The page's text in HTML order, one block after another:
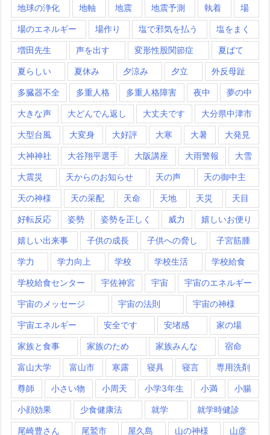
地球の浄化 地軸 地震 地震予測 執着 場
場のエネルギー 場作り 塩で邪気を払う 塩をまく
増田先生 声を出す 変形性股関節症 夏ばて
夏らしい 夏休み 夕涼み 夕立 外反母趾
多臓器不全 多重人格 多重人格障害 夜中 夢の中
大きな声 大どんでん返し 大丈夫です 大分県中津市
大型台風 大変身 大好評 大寒 大暑 大発見
大神神社 大谷翔平選手 大阪講座 大雨警報 大雪
大震災 天からのお知らせ 天の声 天の御中主
天の神様 天の采配 天命 天地 天災 天目
好転反応 姿勢 姿勢を正しく 威力 嬉しいお便り
嬉しい出来事 子供の成長 子供への脅し 子宮筋腫
学力 学力向上 学校 学校生活 学校給食
学校給食センター 宇佐神宮 宇宙 宇宙のエネルギー
宇宙のメッセージ 宇宙の法則 宇宙の神様
宇宙エネルギー 安全です 安堵感 家の場
家族と食事 家族のため 家族みんな 宿命
富山大学 富山市 寒露 寝具 寝言 専用洗剤
尊師 小さい物 小周天 小学3年生 小満 小腸
小顔効果 少食健康法 就学 就学時健診
尾崎豊さん 尾鷲市 屋久島 山の神様 山彦